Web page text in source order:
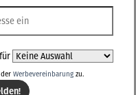
Werbevereinbarungzu.